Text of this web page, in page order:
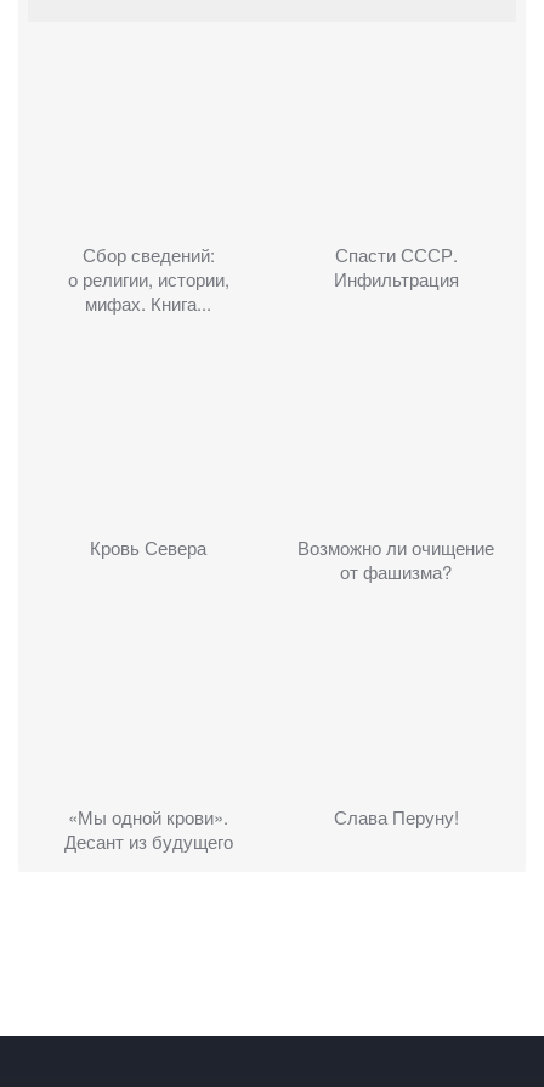
Сбор сведений:
о религии, истории,
мифах. Книга...
Спасти СССР.
Инфильтрация
Кровь Севера
Возможно ли очищение
от фашизма?
«Мы одной крови».
Десант из будущего
Слава Перуну!